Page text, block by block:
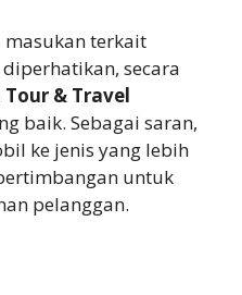
terkait
secara
Tour & Travel
baik. Sebagai saran,
ke jenis yang lebih
untuk
pelanggan.